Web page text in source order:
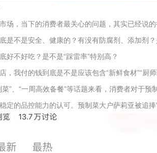
场，当下的消费者最关心的问题，其实已经说
是不是安全、健康的？有没有防腐剂、添加剂
好不好吃？是不是“踩雷率”特别高？
，我付的钱到底是不是应该包含“新鲜食材”“
菜”、“一周高效备餐”等话题来看，消费者对于
定的品控能力的认可。预制菜大户萨莉亚被追